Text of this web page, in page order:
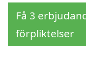
Få 3
förpliktelser